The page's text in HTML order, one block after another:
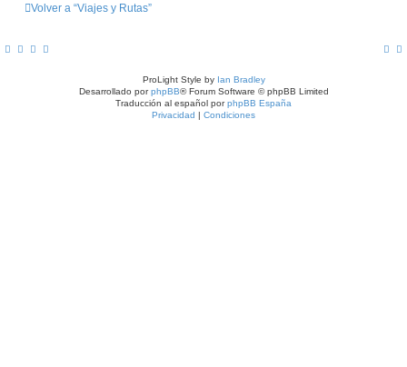
Volver a “Viajes y Rutas”
ProLight Style by Ian Bradley
Desarrollado porphpBB® Forum Software © phpBB Limited
Traducción al español porphpBB España
Privacidad | Condiciones